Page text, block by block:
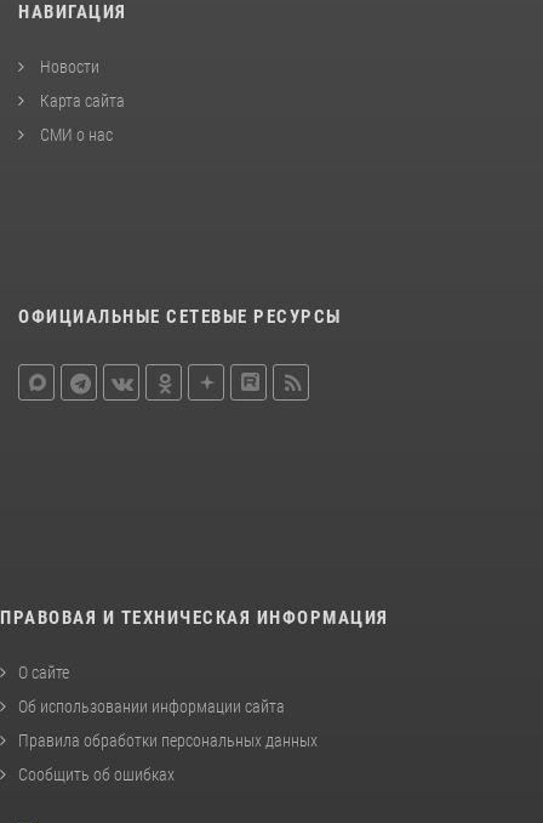
НАВИГАЦИЯ
Новости
Карта сайта
СМИ о нас
ОФИЦИАЛЬНЫЕ СЕТЕВЫЕ РЕСУРСЫ
ПРАВОВАЯ И ТЕХНИЧЕСКАЯ ИНФОРМАЦИЯ
О сайте
Об использовании информации сайта
Правила обработки персональных данных
Сообщить об ошибках